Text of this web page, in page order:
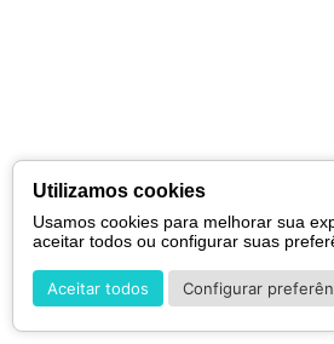
Utilizamos cookies
Usamos cookies para melhorar sua
aceitar todos ou configurar suas
Aceitar todos Configurar